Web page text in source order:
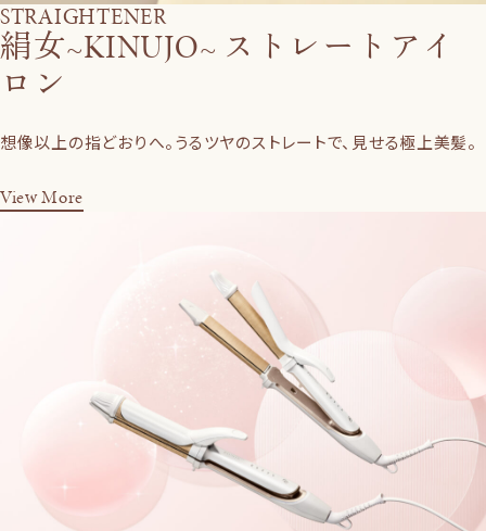
STRAIGHTENER
絹女~KINUJO~ ストレートアイ
ロン
想像以上の指どおりへ。うるツヤのストレートで、見せる極上美髪。
View More